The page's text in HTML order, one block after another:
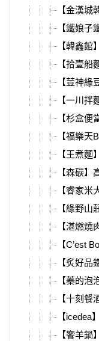
【金漢
【鐵娘
【韓鑫
【拾壹
【荳神
【一川
【杉盒
【福樂
【王煮
【森碳
【睿家
【綠野
【湛燃
【C’est
【炙好
【蓁的
【十刻
【
【饗羊